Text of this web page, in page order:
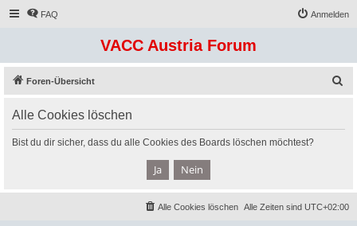
FAQ Anmelden
VACC Austria Forum
Foren-Übersicht
Alle Cookies löschen
Bist du dir sicher, dass du alle Cookies des Boards löschen möchtest?
Alle Zeiten sind UTC+02:00
Alle Cookies löschen